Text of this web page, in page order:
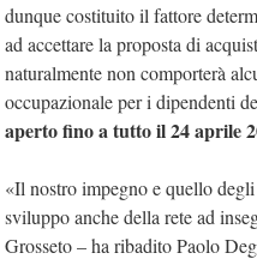
dunque costituito il fattore
ad accettare la proposta di
naturalmente non comporterà
occupazionale per i dipendenti
aperto fino a tutto il 24 aprile
«Il nostro impegno e quello
sviluppo anche della rete ad
Grosseto – ha ribadito Paolo